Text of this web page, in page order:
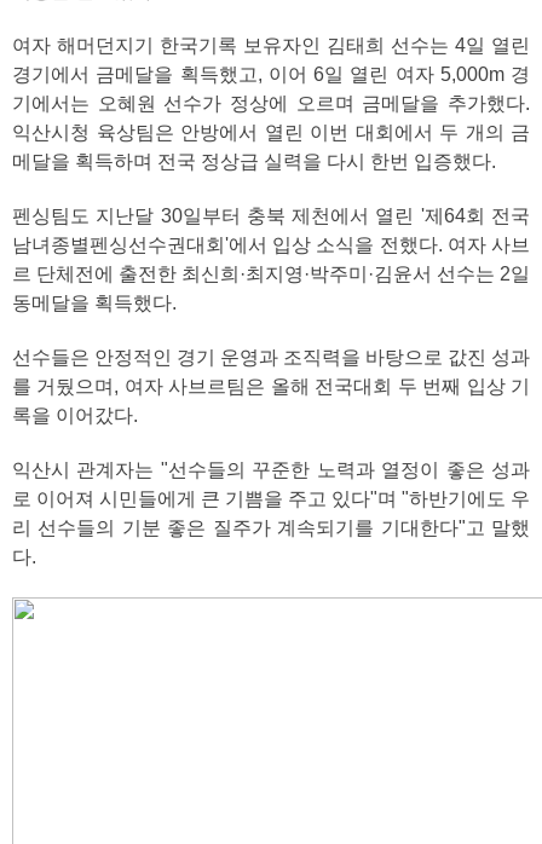
여자 해머던지기 한국기록 보유자인 김태희 선수는 4일 열린
경기에서 금메달을 획득했고, 이어 6일 열린 여자 5,000m 경
기에서는 오혜원 선수가 정상에 오르며 금메달을 추가했다.
익산시청 육상팀은 안방에서 열린 이번 대회에서 두 개의 금
메달을 획득하며 전국 정상급 실력을 다시 한번 입증했다.
펜싱팀도 지난달 30일부터 충북 제천에서 열린 '제64회 전국
남녀종별펜싱선수권대회'에서 입상 소식을 전했다. 여자 사브
르 단체전에 출전한 최신희·최지영·박주미·김윤서 선수는 2일
동메달을 획득했다.
선수들은 안정적인 경기 운영과 조직력을 바탕으로 값진 성과
를 거뒀으며, 여자 사브르팀은 올해 전국대회 두 번째 입상 기
록을 이어갔다.
익산시 관계자는 "선수들의 꾸준한 노력과 열정이 좋은 성과
로 이어져 시민들에게 큰 기쁨을 주고 있다"며 "하반기에도 우
리 선수들의 기분 좋은 질주가 계속되기를 기대한다"고 말했
다.